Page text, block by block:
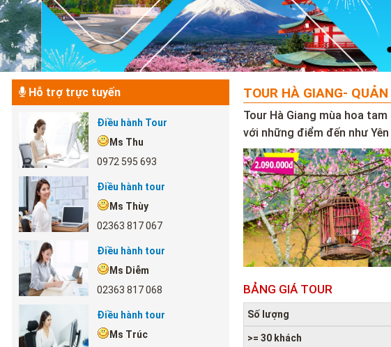
Hỗ trợ trực tuyến
Điều hành Tour
Ms Thu
0972 595 693
Điều hành tour
Ms Thùy
02363 817 067
Điều hành tour
Ms Diễm
02363 817 068
Điều hành tour
Ms Trúc
TOUR HÀ GIANG-
Tour Hà Giang mùa hoa
với những điểm đến như
BẢNG GIÁ TOUR
Số lượng
>= 30 khách